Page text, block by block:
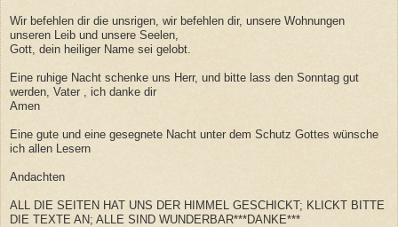
Wir befehlen dir die unsrigen, wir befehlen dir, unsere Wohnungen
unseren Leib und unsere Seelen,
Gott, dein heiliger Name sei gelobt.
Eine ruhige Nacht schenke uns Herr, und bitte lass den Sonntag gut
werden, Vater , ich danke dir
Amen
Eine gute und eine gesegnete Nacht unter dem Schutz Gottes wünsche
ich allen Lesern
Andachten
ALL DIE SEITEN HAT UNS DER HIMMEL GESCHICKT; KLICKT BITTE
DIE TEXTE AN; ALLE SIND WUNDERBAR***DANKE***